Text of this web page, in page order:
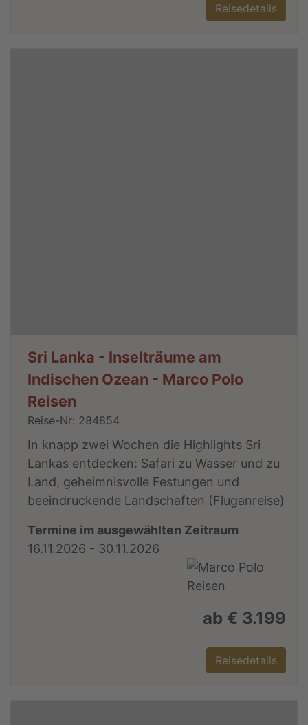
Reisedetails
Sri Lanka - Inselträume am
Indischen Ozean - Marco Polo
Reisen
Reise-Nr: 284854
In knapp zwei Wochen die Highlights Sri
Lankas entdecken: Safari zu Wasser und zu
Land, geheimnisvolle Festungen und
beeindruckende Landschaften (Fluganreise)
Termine im ausgewählten Zeitraum
16.11.2026 - 30.11.2026
ab € 3.199
Reisedetails